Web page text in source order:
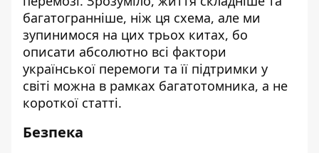
багатогранніше, ніж ця схема, але ми
зупинимося на цих трьох китах, бо
описати абсолютно всі фактори
української перемоги та її підтримки у
світі можна в рамках багатотомника, а не
короткої статті.
Безпека